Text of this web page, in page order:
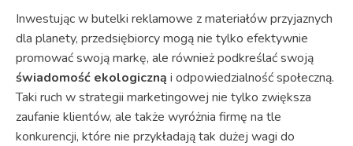
Inwestując w butelki reklamowe z materiałów przyjaznych
dla planety, przedsiębiorcy mogą nie tylko efektywnie
promować swoją markę, ale również podkreślać swoją
świadomość ekologiczną i odpowiedzialność społeczną.
Taki ruch w strategii marketingowej nie tylko zwiększa
zaufanie klientów, ale także wyróżnia firmę na tle
konkurencji, które nie przykładają tak dużej wagi do